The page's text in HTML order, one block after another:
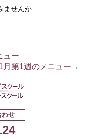
ませんか
ュー
第1週のメニュー →
わせ